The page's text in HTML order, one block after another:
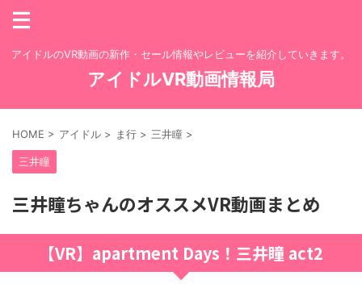
アイドルのVR動画の新作・セール情報やレビューを紹介していきます。
アイドルVR動画情報局
HOME > アイドル > ま行 > 三井瞳 >
三井瞳
三井瞳ちゃんのオススメVR動画まとめ
【VR】apartment Days！三井瞳 act2